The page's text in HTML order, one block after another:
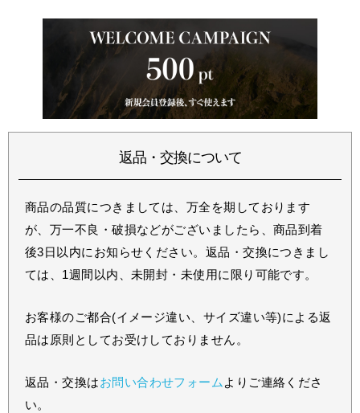
返品・交換について
商品の品質につきましては、万全を期しております
が、万一不良・破損などがございましたら、商品到着
後3日以内にお知らせください。返品・交換につきまし
ては、1週間以内、未開封・未使用に限り可能です。
お客様のご都合(イメージ違い、サイズ違い等)による返
品は原則としてお受けしておりません。
返品・交換はお問い合わせフォーム よりご連絡くださ
い。